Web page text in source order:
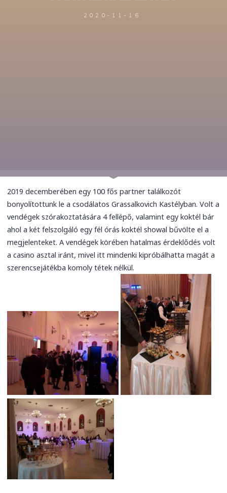
2020-11-16
2019 decemberében egy 100 fős partner találkozót
bonyolítottunk le a csodálatos Grassalkovich Kastélyban. Volt a
vendégek szórakoztatására 4 fellépő, valamint egy koktél bár
ahol a két felszolgáló egy fél órás koktél showal bűvölte el a
megjelenteket. A vendégek körében hatalmas érdeklődés volt
a casino asztal iránt, mivel itt mindenki kipróbálhatta magát a
szerencsejátékba komoly tétek nélkül.